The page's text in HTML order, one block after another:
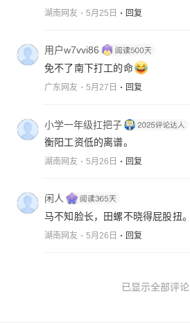
湖南网友 5月25日 回复
用户w7vvi86
免不了南下打工的命
广东网友 5月27日 回复
小学一年级扛把子
衡阳工资低的离谱。
湖南网友 5月26日 回复
闲人
马不知脸长，田螺不晓得屁股扭。
湖南网友 5月26日 回复
已显示全部评论